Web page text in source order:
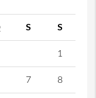
S S
1
7 8